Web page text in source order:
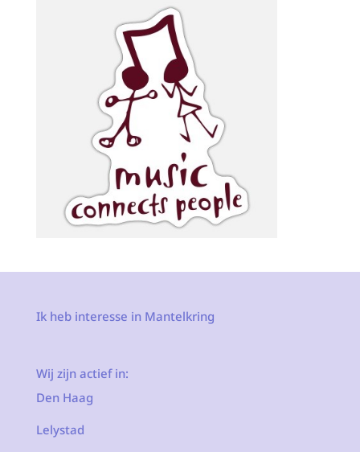
Ik heb interesse in Mantelkring
Wij zijn actief in:
Den Haag
Lelystad